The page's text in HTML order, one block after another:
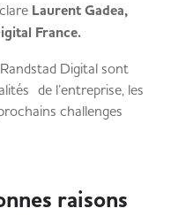
Laurent Gadea,
France.
Digital sont
de l’entreprise, les
challenges
raisons